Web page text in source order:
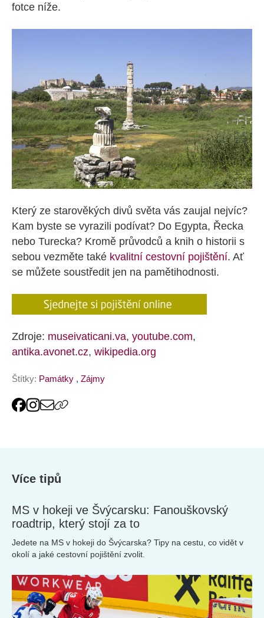
fotce níže.
Který ze starověkých divů světa vás zaujal nejvíc?
Kam byste se vyrazili podívat? Do Egypta, Řecka
nebo Turecka? Kromě průvodců a knih o historii s
sebou vezměte také kvalitní cestovní pojištění. Ať
se můžete soustředit jen na pamětihodnosti.
Zdroje: museivaticani.va, youtube.com,
antika.avonet.cz, wikipedia.org
Štítky: Památky , Zájmy
Více tipů
MS v hokeji ve Švýcarsku: Fanouškovský
roadtrip, který stojí za to
Jedete na MS v hokeji do Švýcarska? Tipy na cestu, co vidět v
okolí a jaké cestovní pojištění zvolit.